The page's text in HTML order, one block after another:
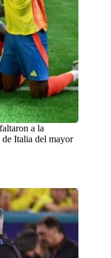
a la
Italia del mayor